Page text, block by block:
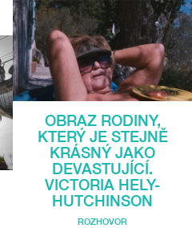
OBRAZ RODINY,
KTERÝ JE STEJNĚ
KRÁSNÝ JAKO
DEVASTUJÍCÍ.
VICTORIA HELY-
HUTCHINSON
ROZHOVOR